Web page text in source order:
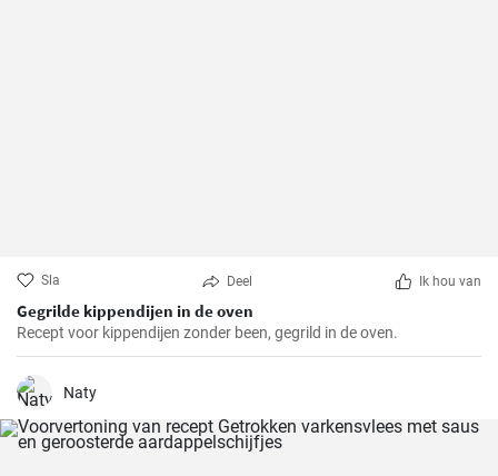
Sla Deel Ik hou van
Gegrilde kippendijen in de oven
Recept voor kippendijen zonder been, gegrild in de oven.
Naty